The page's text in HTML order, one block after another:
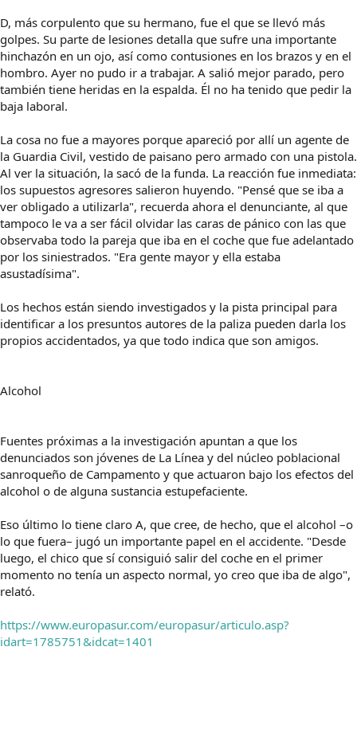
D, más corpulento que su hermano, fue el que se llevó más
golpes. Su parte de lesiones detalla que sufre una importante
hinchazón en un ojo, así como contusiones en los brazos y en el
hombro. Ayer no pudo ir a trabajar. A salió mejor parado, pero
también tiene heridas en la espalda. Él no ha tenido que pedir la
baja laboral.
La cosa no fue a mayores porque apareció por allí un agente de
la Guardia Civil, vestido de paisano pero armado con una pistola.
Al ver la situación, la sacó de la funda. La reacción fue inmediata:
los supuestos agresores salieron huyendo. "Pensé que se iba a
ver obligado a utilizarla", recuerda ahora el denunciante, al que
tampoco le va a ser fácil olvidar las caras de pánico con las que
observaba todo la pareja que iba en el coche que fue adelantado
por los siniestrados. "Era gente mayor y ella estaba
asustadísima".
Los hechos están siendo investigados y la pista principal para
identificar a los presuntos autores de la paliza pueden darla los
propios accidentados, ya que todo indica que son amigos.
Alcohol
Fuentes próximas a la investigación apuntan a que los
denunciados son jóvenes de La Línea y del núcleo poblacional
sanroqueño de Campamento y que actuaron bajo los efectos del
alcohol o de alguna sustancia estupefaciente.
Eso último lo tiene claro A, que cree, de hecho, que el alcohol –o
lo que fuera– jugó un importante papel en el accidente. "Desde
luego, el chico que sí consiguió salir del coche en el primer
momento no tenía un aspecto normal, yo creo que iba de algo",
relató.
https://www.europasur.com/europasur/articulo.asp?
idart=1785751&idcat=1401